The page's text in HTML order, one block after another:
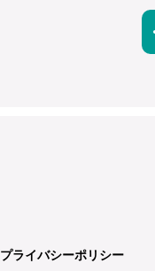
プライバシーポリシー